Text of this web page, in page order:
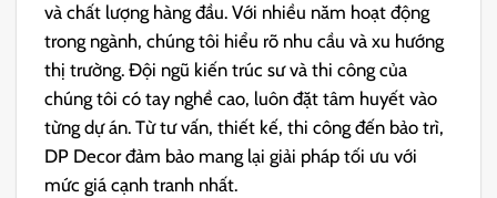
và chất lượng hàng đầu. Với nhiều năm hoạt động
trong ngành, chúng tôi hiểu rõ nhu cầu và xu hướng
thị trường. Đội ngũ kiến trúc sư và thi công của
chúng tôi có tay nghề cao, luôn đặt tâm huyết vào
từng dự án. Từ tư vấn, thiết kế, thi công đến bảo trì,
DP Decor đảm bảo mang lại giải pháp tối ưu với
mức giá cạnh tranh nhất.